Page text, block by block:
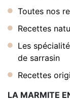
Toutes nos
Recettes
Les
de sarrasin
Recettes
LA MARMITE